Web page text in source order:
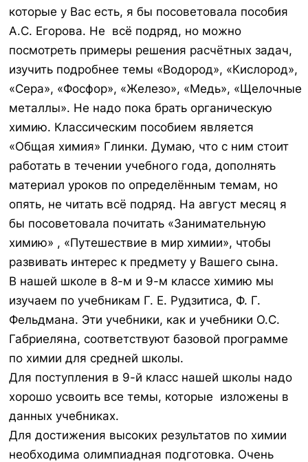
которые у Вас есть, я бы посоветовала пособия
А.С. Егорова. Не всё подряд, но можно
посмотреть примеры решения расчётных задач,
изучить подробнее темы «Водород», «Кислород»,
«Сера», «Фосфор», «Железо», «Медь», «Щелочные
металлы». Не надо пока брать органическую
химию. Классическим пособием является
«Общая химия» Глинки. Думаю, что с ним стоит
работать в течении учебного года, дополнять
материал уроков по определённым темам, но
опять, не читать всё подряд. На август месяц я
бы посоветовала почитать «Занимательную
химию» , «Путешествие в мир химии», чтобы
развивать интерес к предмету у Вашего сына.
В нашей школе в 8-м и 9-м классе химию мы
изучаем по учебникам Г. Е. Рудзитиса, Ф. Г.
Фельдмана. Эти учебники, как и учебники О.С.
Габриеляна, соответствуют базовой программе
по химии для средней школы.
Для поступления в 9-й класс нашей школы надо
хорошо усвоить все темы, которые изложены в
данных учебниках.
Для достижения высоких результатов по химии
необходима олимпиадная подготовка. Очень